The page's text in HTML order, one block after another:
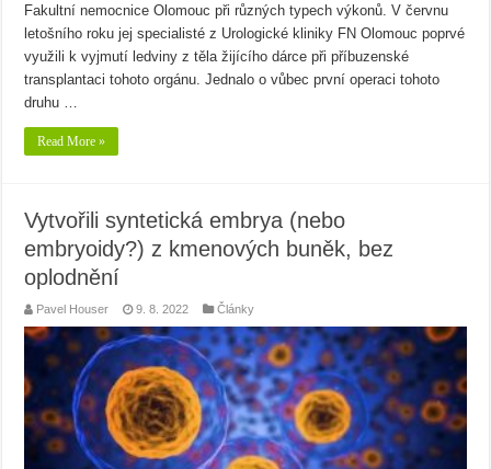
Fakultní nemocnice Olomouc při různých typech výkonů. V červnu
letošního roku jej specialisté z Urologické kliniky FN Olomouc poprvé
využili k vyjmutí ledviny z těla žijícího dárce při příbuzenské
transplantaci tohoto orgánu. Jednalo o vůbec první operaci tohoto
druhu …
Read More »
Vytvořili syntetická embrya (nebo
embryoidy?) z kmenových buněk, bez
oplodnění
Pavel Houser 9. 8. 2022 Články